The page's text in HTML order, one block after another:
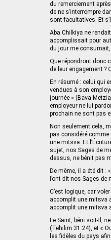
du remerciement
de ne s’interrompre
sont facultatives. Et
Aba Chilkiya ne
accomplissait pour
du jour me consumait,
Que répondront donc
de leur engagement ?
En résumé : celui qui
vendues à son
journée » (Bava
employeur ne lui
prochain ne sont pas
Non seulement cela,
pas considéré comme
une mitsva. Et
sujet, nos Sages de
dessus, ne bénit pas
De même, il a été dit :
l’ont dit nos Sages de
C’est logique, car
accomplit une mitsva
accomplit une mitsva
Le Saint, béni soit-Il,
(Tehilim 31:24), et «
les fidèles du pays